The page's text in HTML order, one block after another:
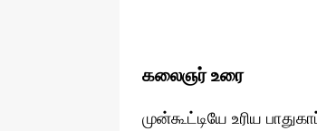
கலைஞர் உரை
முன்கூட்டியே உரிய